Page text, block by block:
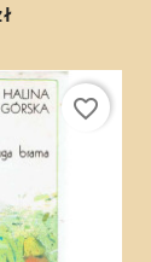
favorite_border